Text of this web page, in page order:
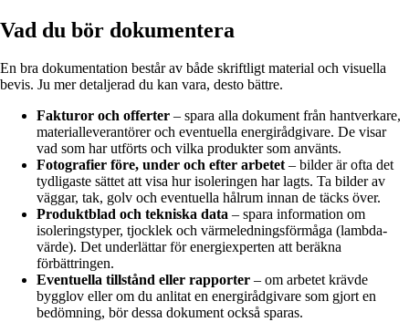
Vad du bör dokumentera
En bra dokumentation består av både skriftligt material och visuella
bevis. Ju mer detaljerad du kan vara, desto bättre.
Fakturor och offerter – spara alla dokument från hantverkare,
materialleverantörer och eventuella energirådgivare. De visar
vad som har utförts och vilka produkter som använts.
Fotografier före, under och efter arbetet– bilder är ofta det
tydligaste sättet att visa hur isoleringen har lagts. Ta bilder av
väggar, tak, golv och eventuella hålrum innan de täcks över.
Produktblad och tekniska data – spara information om
isoleringstyper, tjocklek och värmeledningsförmåga (lambda-
värde). Det underlättar för energiexperten att beräkna
förbättringen.
Eventuella tillstånd eller rapporter – om arbetet krävde
bygglov eller om du anlitat en energirådgivare som gjort en
bedömning, bör dessa dokument också sparas.